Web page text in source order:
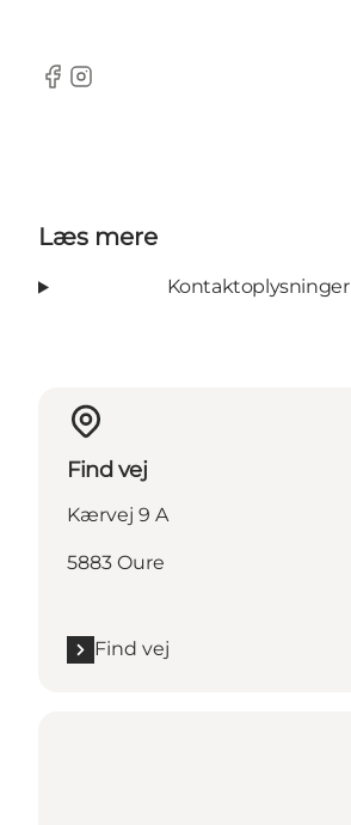
Facebook
Instagram
Læs mere
Kontaktoplysninger
Find vej
Kærvej 9 A
5883 Oure
Find vej